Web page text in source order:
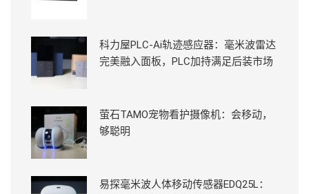
科力屋PLC-Ai轨迹感应器：毫米波雷达
完美融入面板，PLC加持满足后装市场
萤石TAMO宠物看护摄像机：会移动，
够聪明
易探毫米波人体移动传感器EDQ25L：